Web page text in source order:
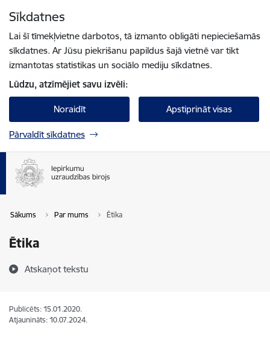
Sīkdatnes
Lai šī tīmekļvietne darbotos, tā izmanto obligāti nepieciešamās
sīkdatnes. Ar Jūsu piekrišanu papildus šajā vietnē var tikt
izmantotas statistikas un sociālo mediju sīkdatnes.
Lūdzu, atzīmējiet savu izvēli:
Noraidīt Apstiprināt visas
Pārvaldīt sīkdatnes
Sākums Par mums Ētika
Ētika
Atskaņot tekstu
Publicēts: 15.01.2020.
Atjaunināts: 10.07.2024.